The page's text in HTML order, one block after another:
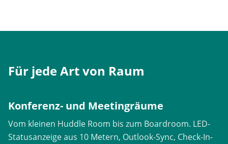
Für jede Artvon Raum
Konferenz- und Meetingräume
Vom kleinen Huddle Room bis zum Boardroom. LED-
Statusanzeige aus 10 Metern, Outlook-Sync, Check-In-